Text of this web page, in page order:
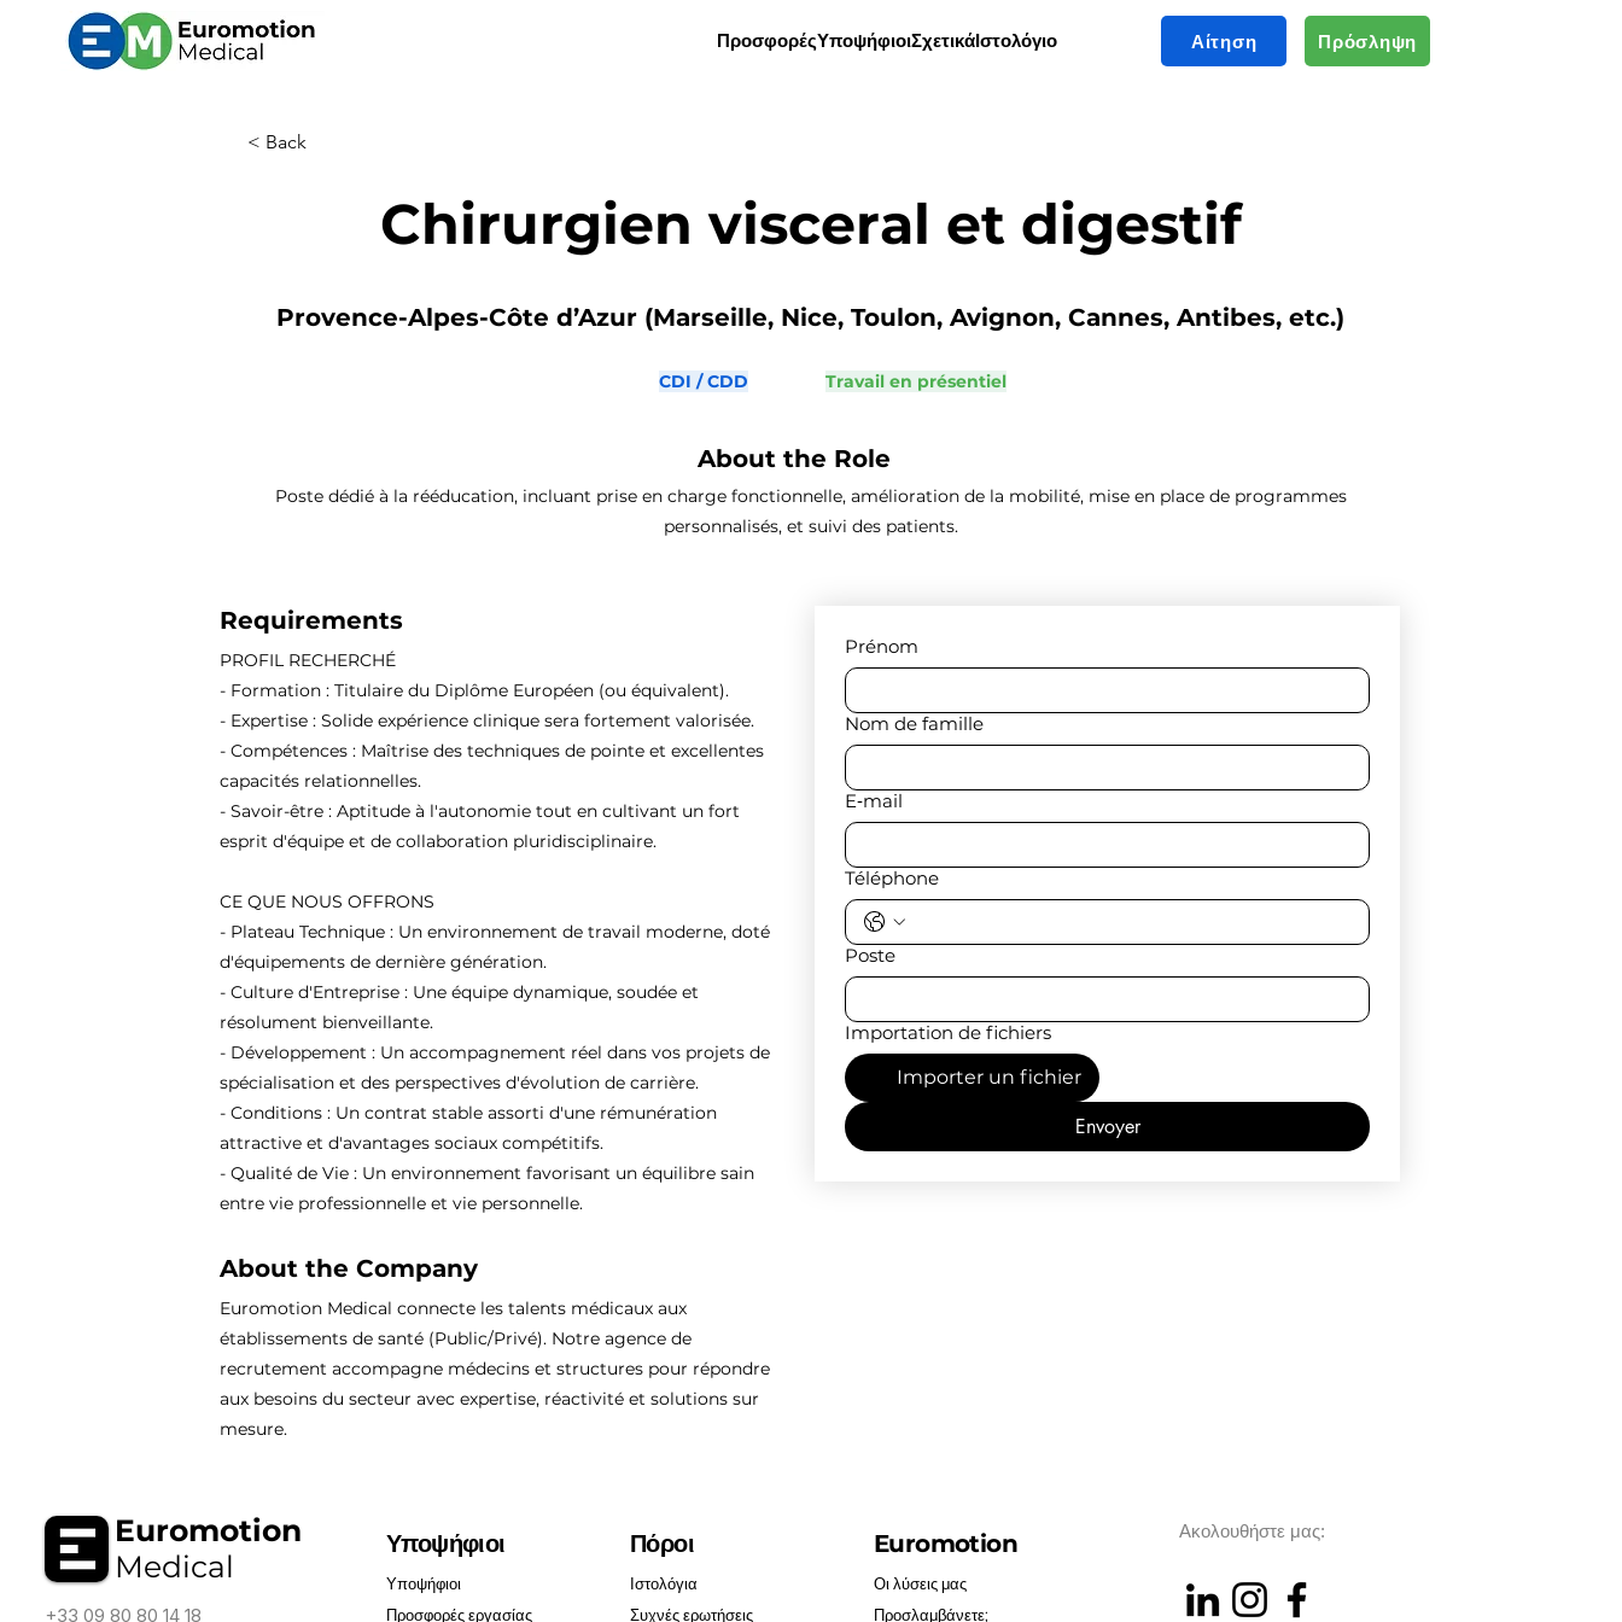
ΠροσφορέςΥποψήφιοιΣχετικάΙστολόγιο Αίτηση Πρόσληψη
< Back
Chirurgien visceral et digestif
Provence-Alpes-Côte d’Azur (Marseille, Nice, Toulon, Avignon, Cannes, Antibes, etc.)
CDI / CDD Travail en présentiel
About the Role
Poste dédié à la rééducation, incluant prise en charge fonctionnelle, amélioration de la mobilité, mise en place de programmes
personnalisés, et suivi des patients.
Requirements
PROFIL RECHERCHÉ
- Formation : Titulaire du Diplôme Européen (ou équivalent).
- Expertise : Solide expérience clinique sera fortement valorisée.
- Compétences : Maîtrise des techniques de pointe et excellentes
capacités relationnelles.
- Savoir-être : Aptitude à l'autonomie tout en cultivant un fort
esprit d'équipe et de collaboration pluridisciplinaire.
CE QUE NOUS OFFRONS
- Plateau Technique : Un environnement de travail moderne, doté
d'équipements de dernière génération.
- Culture d'Entreprise : Une équipe dynamique, soudée et
résolument bienveillante.
- Développement : Un accompagnement réel dans vos projets de
spécialisation et des perspectives d'évolution de carrière.
- Conditions : Un contrat stable assorti d'une rémunération
attractive et d'avantages sociaux compétitifs.
- Qualité de Vie : Un environnement favorisant un équilibre sain
entre vie professionnelle et vie personnelle.
About the Company
Euromotion Medical connecte les talents médicaux aux
établissements de santé (Public/Privé). Notre agence de
recrutement accompagne médecins et structures pour répondre
aux besoins du secteur avec expertise, réactivité et solutions sur
mesure.
Prénom
Nom de famille
E‑mail
Téléphone
Poste
Importation de fichiers
Importer un fichier
Envoyer
Euromotion
Medical
+33 09 80 80 14 18
Υποψήφιοι
Υποψήφιοι
Προσφορές εργασίας
Πόροι
Ιστολόγια
Συχνές ερωτήσεις
Euromotion
Οι λύσεις μας
Προσλαμβάνετε;
Ακολουθήστε μας: